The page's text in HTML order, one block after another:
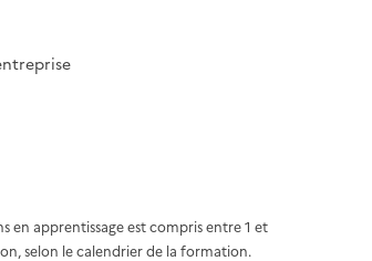
en apprentissage est compris entre 1 et
selon le calendrier de la formation.